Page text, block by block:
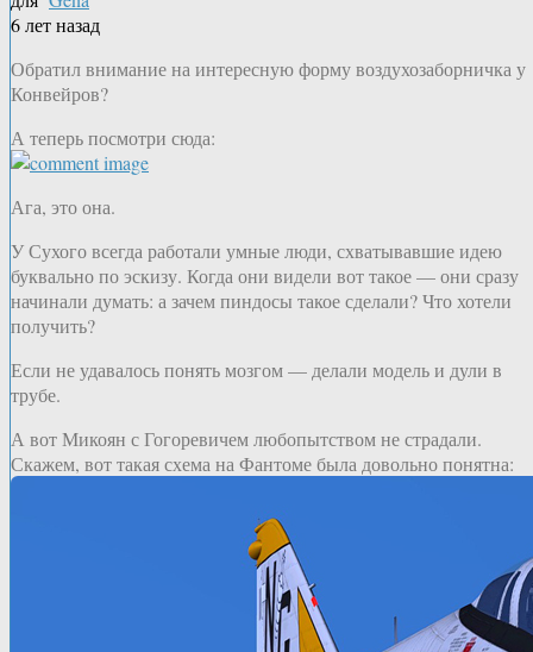
6 лет назад
Обратил внимание на интересную форму воздухозаборничка у
Конвейров?
А теперь посмотри сюда:
Ага, это она.
У Сухого всегда работали умные люди, схватывавшие идею
буквально по эскизу. Когда они видели вот такое — они сразу
начинали думать: а зачем пиндосы такое сделали? Что хотели
получить?
Если не удавалось понять мозгом — делали модель и дули в
трубе.
А вот Микоян с Гогоревичем любопытством не страдали.
Скажем, вот такая схема на Фантоме была довольно понятна: